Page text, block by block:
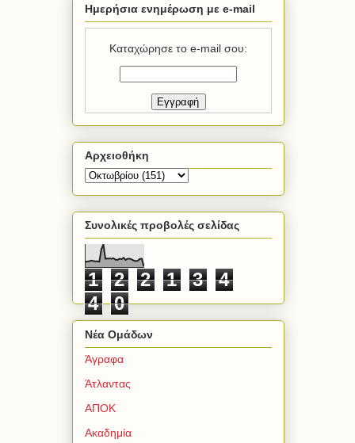
Ημερήσια ενημέρωση με e-mail
Καταχώρησε το e-mail σου:
Αρχειοθήκη
Συνολικές προβολές σελίδας
1 2 2 1 3
4
4
0
Νέα Ομάδων
Άγραφα
Άτλαντας
ΑΠΟΚ
Ακαδημία